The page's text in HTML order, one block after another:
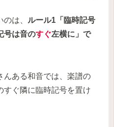
は、 ルール1「臨時記号
号は音のすぐ左横に」で
んある和音では、楽譜の
すぐ隣に臨時記号を置け